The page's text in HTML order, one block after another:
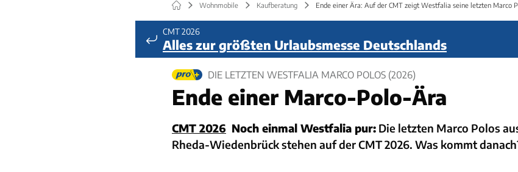
Wohnmobile Kaufberatung Ende einer Ära: Auf der CMT zeigt Westfalia seine letzten Marco
CMT 2026
Alles zur größten Urlaubsmesse Deutschlands
DIE LETZTEN WESTFALIA MARCO POLOS (2026)
Ende einer Marco-Polo-Ära
CMT 2026 Noch einmal Westfalia pur: Die letzten Marco Polos
Rheda-Wiedenbrück stehen auf der CMT 2026. Was kommt